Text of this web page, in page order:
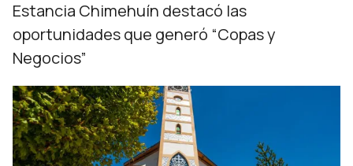
Estancia Chimehuín destacó las
oportunidades que generó “Copas y
Negocios”